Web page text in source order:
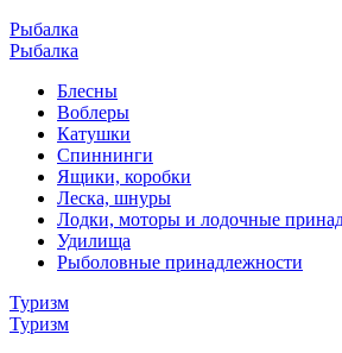
Рыбалка
Рыбалка
Блесны
Воблеры
Катушки
Спиннинги
Ящики, коробки
Леска, шнуры
Лодки, моторы и лодочные
Удилища
Рыболовные принадлежности
Туризм
Туризм